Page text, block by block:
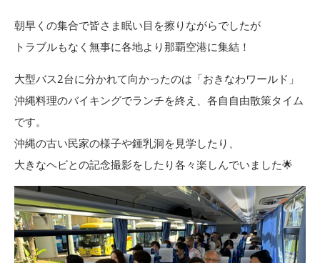
朝早くの集合で皆さま眠い目を擦りながらでしたが
トラブルもなく無事に各地より那覇空港に集結！
大型バス2台に分かれて向かったのは「おきなわワールド」
沖縄料理のバイキングでランチを終え、各自自由散策タイム
です。
沖縄の古い民家の様子や鍾乳洞を見学したり、
大きなヘビとの記念撮影をしたり各々楽しんでいました🌟